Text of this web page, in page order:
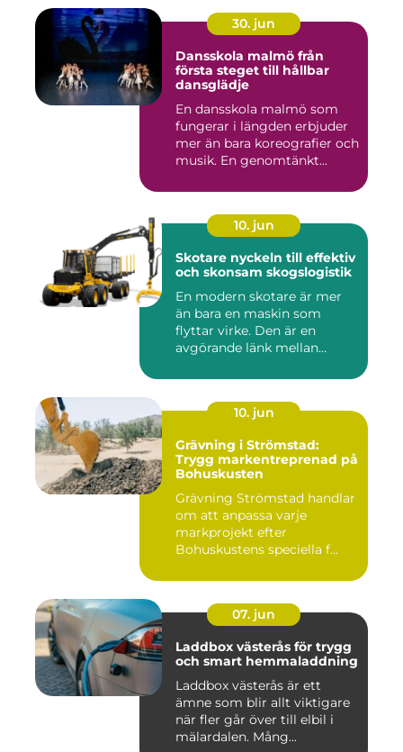
30. jun
Dansskola malmö från
första steget till hållbar
dansglädje
En dansskola malmö som
fungerar i längden erbjuder
mer än bara koreografier och
musik. En genomtänkt...
10. jun
Skotare nyckeln till effektiv
och skonsam skogslogistik
En modern skotare är mer
än bara en maskin som
flyttar virke. Den är en
avgörande länk mellan
10. jun
Grävning i Strömstad:
Trygg markentreprenad på
Bohuskusten
Grävning Strömstad handlar
om att anpassa varje
markprojekt efter
Bohuskustens speciella f...
07. jun
Laddbox västerås för trygg
och smart hemmaladdning
Laddbox västerås är ett
ämne som blir allt viktigare
när fler går över till elbil i
mälardalen. Mång...